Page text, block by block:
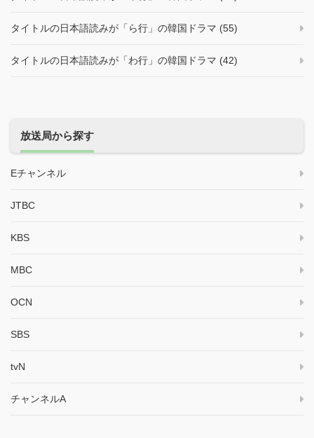
タイトルの日本語読みが「ら行」の韓国ドラマ (55)
タイトルの日本語読みが「わ行」の韓国ドラマ (42)
放送局から探す
Eチャンネル
JTBC
KBS
MBC
OCN
SBS
tvN
チャンネルA